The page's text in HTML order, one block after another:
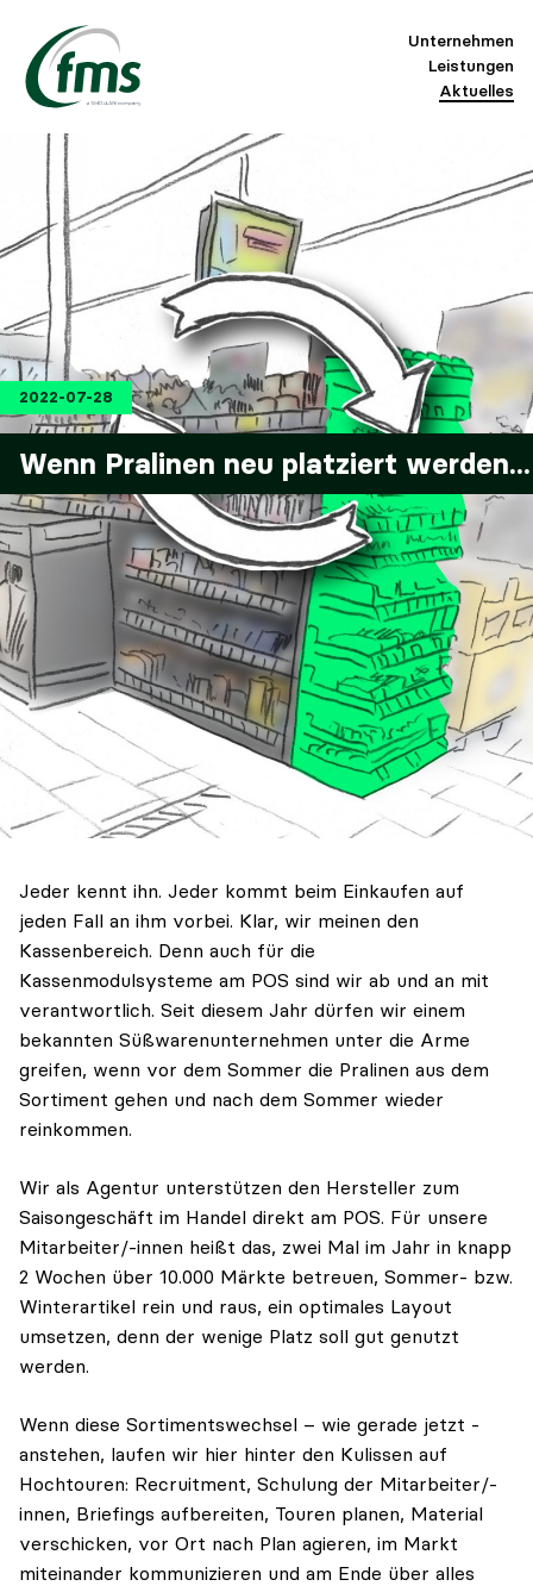
Unternehmen
Leistungen
Aktuelles
2022-07-28
Wenn Pralinen neu platziert werden...
Jeder kennt ihn. Jeder kommt beim Einkaufen auf
jeden Fall an ihm vorbei. Klar, wir meinen den
Kassenbereich. Denn auch für die
Kassenmodulsysteme am POS sind wir ab und an mit
verantwortlich. Seit diesem Jahr dürfen wir einem
bekannten Süßwarenunternehmen unter die Arme
greifen, wenn vor dem Sommer die Pralinen aus dem
Sortiment gehen und nach dem Sommer wieder
reinkommen.
Wir als Agentur unterstützen den Hersteller zum
Saisongeschäft im Handel direkt am POS. Für unsere
Mitarbeiter/-innen heißt das, zwei Mal im Jahr in knapp
2 Wochen über 10.000 Märkte betreuen, Sommer- bzw.
Winterartikel rein und raus, ein optimales Layout
umsetzen, denn der wenige Platz soll gut genutzt
werden.
Wenn diese Sortimentswechsel – wie gerade jetzt -
anstehen, laufen wir hier hinter den Kulissen auf
Hochtouren: Recruitment, Schulung der Mitarbeiter/-
innen, Briefings aufbereiten, Touren planen, Material
verschicken, vor Ort nach Plan agieren, im Markt
miteinander kommunizieren und am Ende über alles